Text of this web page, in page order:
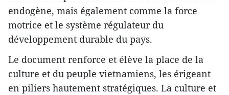
endogène, mais également comme la force
motrice et le système régulateur du
développement durable du pays.
Le document renforce et élève la place de la
culture et du peuple vietnamiens, les érigeant
en piliers hautement stratégiques. La culture et